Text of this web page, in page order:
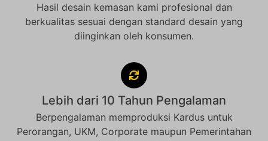
Hasil desain kemasan kami profesional dan
berkualitas sesuai dengan standard desain yang
diinginkan oleh konsumen.
Lebih dari 10 Tahun Pengalaman
Berpengalaman memproduksi Kardus untuk
Perorangan, UKM, Corporate maupun Pemerintahan